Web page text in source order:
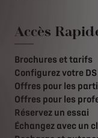
Accès
Brochures et tarifs
Configurez votre DS
Offres pour les
Offres pour les
Réservez un essai
Échangez avec un